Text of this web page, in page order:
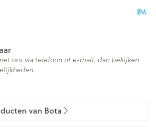
ons via telefoon of e-mail, dan bekijken
van Bota